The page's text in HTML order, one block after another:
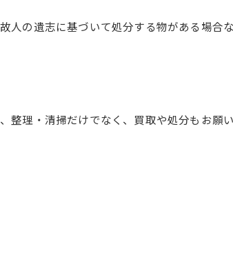
の遺志に基づいて処分する物がある場合
理・清掃だけでなく、買取や処分もお願い